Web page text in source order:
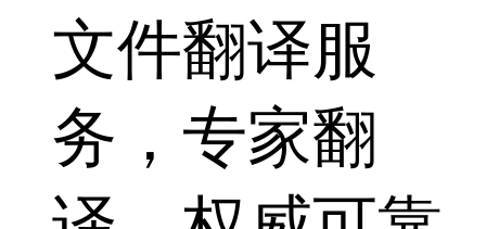
文件翻译服
务，专家翻